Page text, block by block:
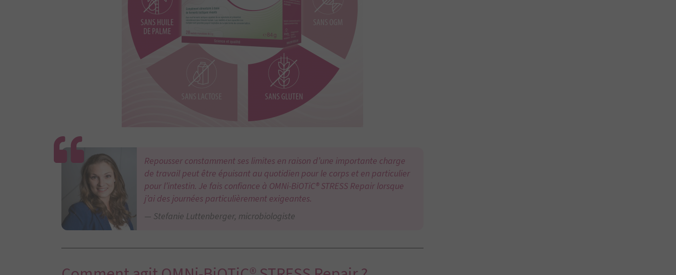
Repousser constamment ses limites en raison d’une importante charge
de travail peut être épuisant au quotidien pour le corps et en particulier
pour l’intestin. Je fais confiance à OMNi-BiOTiC® STRESS Repair lorsque
j’ai des journées particulièrement exigeantes.
Stefanie Luttenberger, microbiologiste